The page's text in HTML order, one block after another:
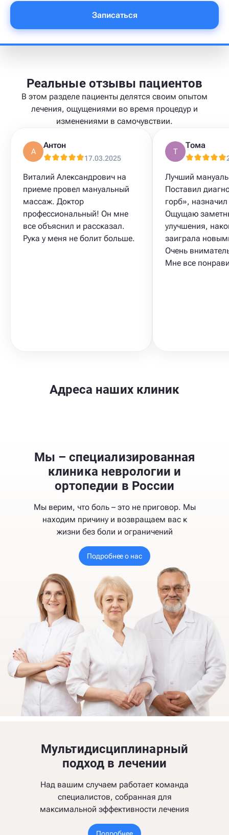
Записаться
Реальные отзывы пациентов
В этом разделе пациенты делятся своим опытом
лечения, ощущениями во время процедур и
изменениями в самочувствии.
А
Антон
17.03.2025
Виталий Александрович на
приеме провел мануальный
массаж. Доктор
профессиональный! Он мне
все объяснил и рассказал.
Рука у меня не болит больше.
Т
Тома
Лучший
Поставил
горб»,
Ощущаю
улучшения,
заиграла
Очень
Мне все
Адреса наших клиник
Мы – специализированная
клиника неврологии и
ортопедии в России
Мы верим, что боль – это не приговор. Мы
находим причину и возвращаем вас к
жизни без боли и ограничений
Подробнее о нас
Мультидисциплинарный
подход в лечении
Над вашим случаем работает команда
специалистов, собранная для
максимальной эффективности лечения